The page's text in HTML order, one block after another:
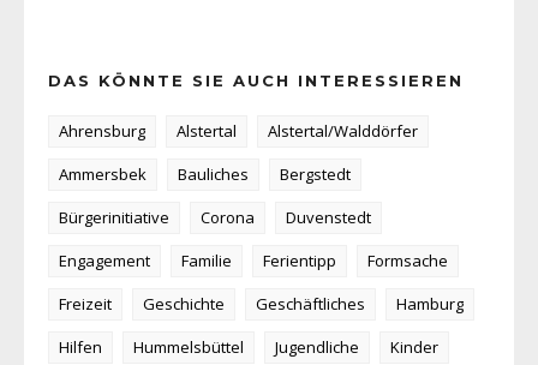
DAS KÖNNTE SIE AUCH INTERESSIEREN
Ahrensburg Alstertal
Alstertal/Walddörfer
Ammersbek
Bauliches
Bergstedt
Bürgerinitiative
Corona
Duvenstedt
Engagement
Familie Ferientipp
Formsache
Freizeit
Geschichte Geschäftliches
Hamburg
Hilfen
Hummelsbüttel Jugendliche
Kinder